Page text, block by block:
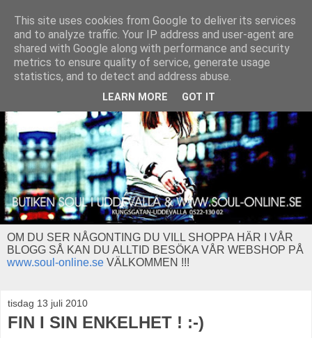
OM DU SER NÅGONTING DU VILL SHOPPA HÄR I VÅR
BLOGG SÅ KAN DU ALLTID BESÖKA VÅR WEBSHOP PÅ
www.soul-online.se VÄLKOMMEN !!!
tisdag 13 juli 2010
FIN I SIN ENKELHET ! :-)
This site uses cookies from Google to deliver its services
and to analyze traffic. Your IP address and user-agent are
shared with Google along with performance and security
metrics to ensure quality of service, generate usage
statistics, and to detect and address abuse.
LEARN MORE GOT IT